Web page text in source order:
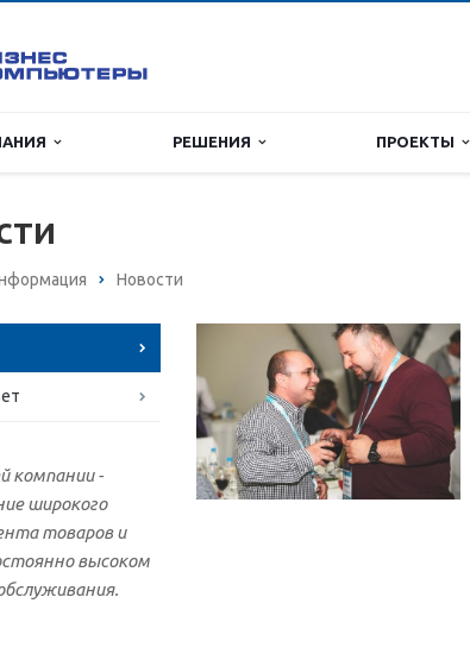
РЕШЕНИЯ ПРОЕКТЫ
Новости
компании -
широкого
товаров и
высоком